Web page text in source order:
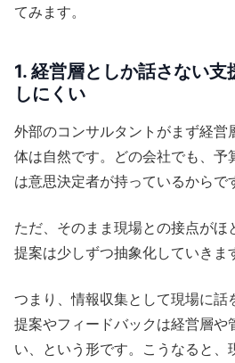
てみます。
1. 経営層としか話さない
しにくい
外部のコンサルタントがまず経営
体は自然です。どの会社でも、
は意思決定者が持っているからで
ただ、そのまま現場との接点がほ
提案は少しずつ抽象化していきま
つまり、情報収集として現場に話
提案やフィードバックは経営層や
い、という形です。こうなると